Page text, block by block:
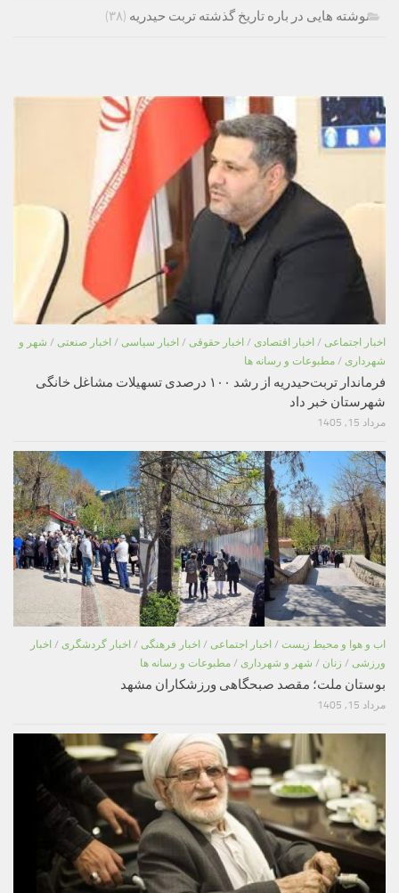
نوشته هایی در باره تاریخ گذشته تربت حیدریه (۳۸)
اخبار اجتماعی / اخبار اقتصادی / اخبار حقوقی / اخبار سیاسی / اخبار صنعتی / شهر و
شهرداری / مطبوعات و رسانه ها
فرماندار تربت‌حیدریه از رشد ۱۰۰ درصدی تسهیلات مشاغل خانگی
شهرستان خبر داد
مرداد 15, 1405
اب و هوا و محیط زیست / اخبار اجتماعی / اخبار فرهنگی / اخبار گردشگری / اخبار
ورزشی / زنان / شهر و شهرداری / مطبوعات و رسانه ها
بوستان ملت؛ مقصد صبحگاهی ورزشکاران مشهد
مرداد 15, 1405